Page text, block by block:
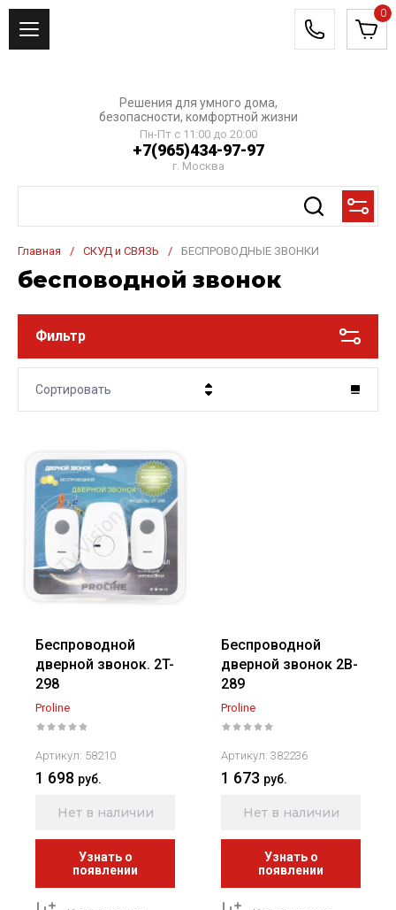
0
Решения для умного дома,
безопасности, комфортной жизни
Пн-Пт с 11:00 до 20:00
+7(965)434-97-97
г. Москва
Главная / СКУД и СВЯЗЬ / БЕСПРОВОДНЫЕ ЗВОНКИ
бесповодной звонок
Фильтр
Сортировать
Цена - возрастание
Название - Я-А
Название - А-Я
Беспроводной
дверной звонок. 2T-
298
Proline
Артикул: 58210
1 698 руб.
Нет в наличии
Узнать о
появлении
Беспроводной
дверной звонок 2B-
289
Proline
Артикул: 382236
1 673 руб.
Нет в наличии
Узнать о
появлении